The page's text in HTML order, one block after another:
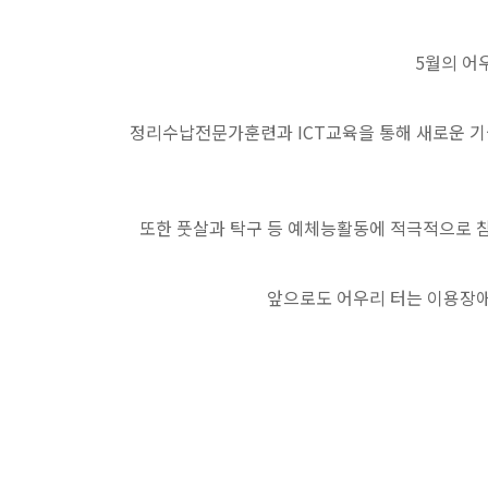
5월의 어
정리수납전문가훈련과 ICT교육을 통해 새로운
또한 풋살과 탁구 등 예체능활동에 적극적으로
앞으로도 어우리 터는 이용장